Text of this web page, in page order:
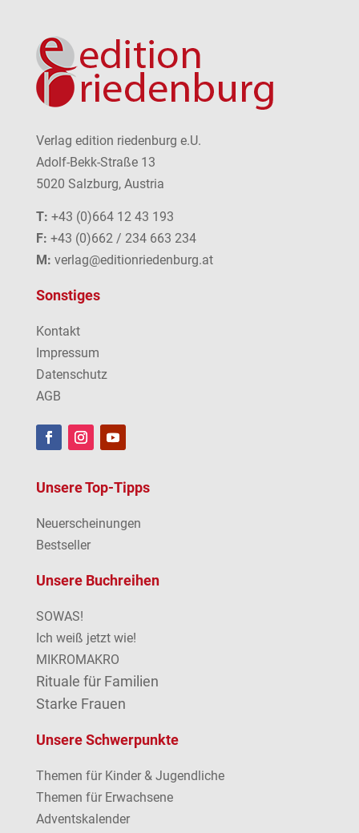
Verlag edition riedenburg e.U.
Adolf-Bekk-Straße 13
5020 Salzburg, Austria
T: +43 (0)664 12 43 193
F: +43 (0)662 / 234 663 234
M: verlag@editionriedenburg.at
Sonstiges
Kontakt
Impressum
Datenschutz
AGB
Unsere Top-Tipps
Neuerscheinungen
Bestseller
Unsere Buchreihen
SOWAS!
Ich weiß jetzt wie!
MIKROMAKRO
Rituale für Familien
Starke Frauen
Unsere Schwerpunkte
Themen für Kinder & Jugendliche
Themen für Erwachsene
Adventskalender